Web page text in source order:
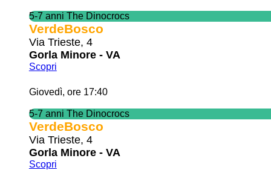
5-7 anni The Dinocrocs
VerdeBosco
Via Trieste, 4
Gorla Minore - VA
Scopri
Giovedì, ore 17:40
5-7 anni The Dinocrocs
VerdeBosco
Via Trieste, 4
Gorla Minore - VA
Scopri